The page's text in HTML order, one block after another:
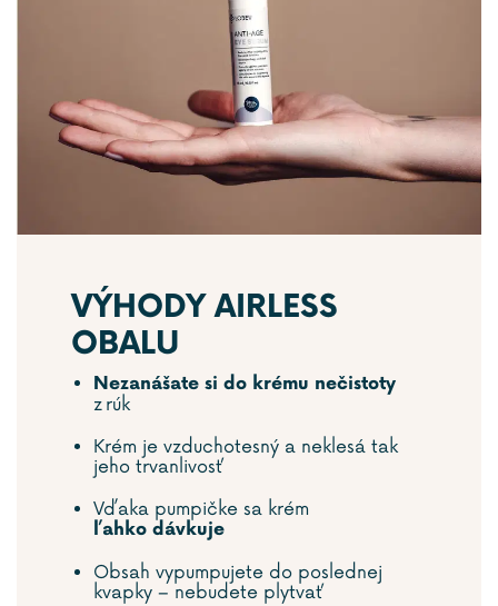
VÝHODY AIRLESS
OBALU
Nezanášate si do krému nečistoty
z rúk
Krém je vzduchotesný a neklesá tak
jeho trvanlivosť
Vďaka pumpičke sa krém
ľahko dávkuje
Obsah vypumpujete do poslednej
kvapky – nebudete plytvať